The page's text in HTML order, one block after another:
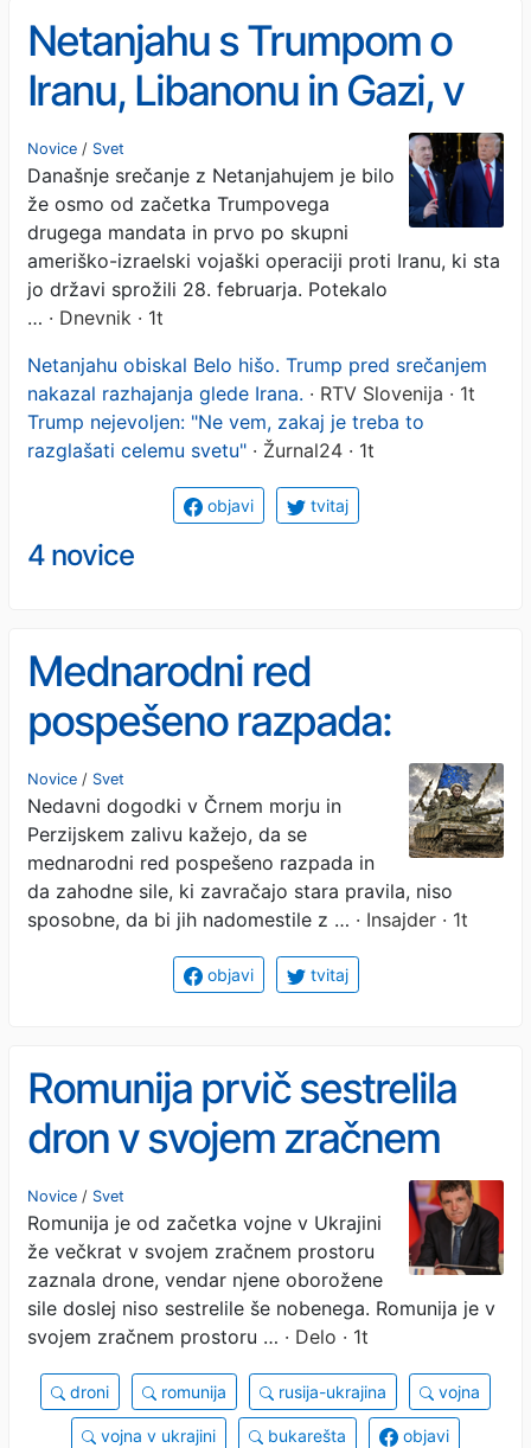
Netanjahu s Trumpom o
Iranu, Libanonu in Gazi, v
ospredju tudi razhajanja
med ZDA in Izraelom
Novice / Svet
Današnje srečanje z Netanjahujem je bilo
že osmo od začetka Trumpovega
drugega mandata in prvo po skupni
ameriško-izraelski vojaški operaciji proti Iranu, ki sta
jo državi sprožili 28. februarja. Potekalo
… · Dnevnik · 1t
Netanjahu obiskal Belo hišo. Trump pred srečanjem
nakazal razhajanja glede Irana. · RTV Slovenija · 1t
Trump nejevoljen: "Ne vem, zakaj je treba to
razglašati celemu svetu" · Žurnal24 · 1t
objavi tvitaj
4 novice
Mednarodni red
pospešeno razpada:
Zahod ima moč le, da krši
pravila
Novice / Svet
Nedavni dogodki v Črnem morju in
Perzijskem zalivu kažejo, da se
mednarodni red pospešeno razpada in
da zahodne sile, ki zavračajo stara pravila, niso
sposobne, da bi jih nadomestile z … · Insajder · 1t
objavi tvitaj
Romunija prvič sestrelila
dron v svojem zračnem
prostoru
Novice / Svet
Romunija je od začetka vojne v Ukrajini
že večkrat v svojem zračnem prostoru
zaznala drone, vendar njene oborožene
sile doslej niso sestrelile še nobenega. Romunija je v
svojem zračnem prostoru … · Delo · 1t
droni romunija rusija-ukrajina vojna
vojna v ukrajini bukarešta objavi